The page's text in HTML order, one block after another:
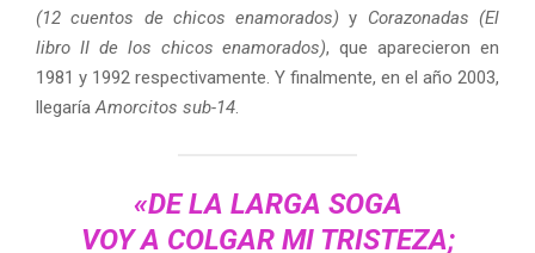
(12 cuentos de chicos enamorados) y Corazonadas (El
libro II de los chicos enamorados), que aparecieron en
1981 y 1992 respectivamente. Y finalmente, en el año 2003,
llegaríaAmorcitos sub-14.
«DE LA LARGA SOGA
VOY A COLGAR MI TRISTEZA;